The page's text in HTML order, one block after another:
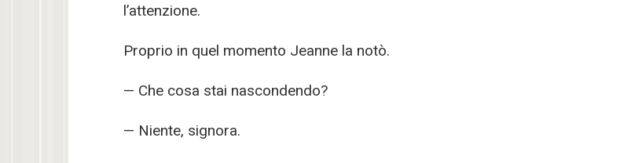
l’attenzione.
Proprio in quel momento Jeanne la notò.
— Che cosa stai nascondendo?
— Niente, signora.